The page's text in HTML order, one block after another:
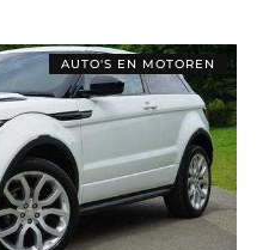
AUTO'S EN MOTOREN